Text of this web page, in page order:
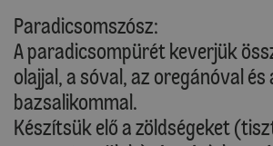
Paradicsomszósz:
A paradicsompürét keverjük
olajjal, a sóval, az oregánóval és
bazsalikommal.
Készítsük elő a zöldségeket